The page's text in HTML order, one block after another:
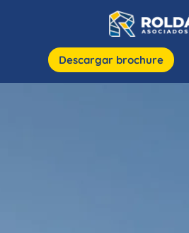
Descargar brochure